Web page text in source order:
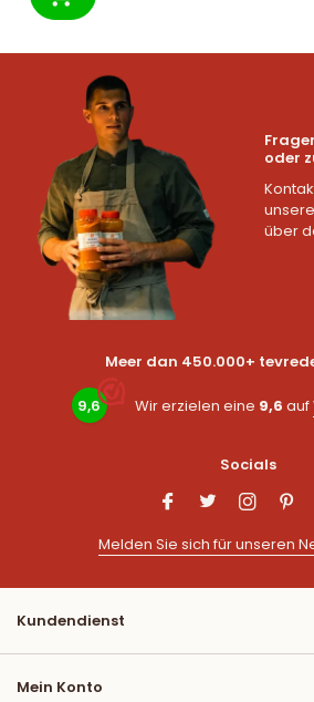
oder
über
Meer dan 450.000+
9,6 Wir erzielen eine 9,6 auf
Socials
Melden Sie sich für unseren
Kundendienst
Mein Konto